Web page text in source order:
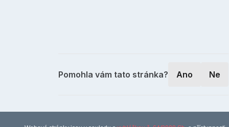
Pomohla vám tato stránka? Ano Ne